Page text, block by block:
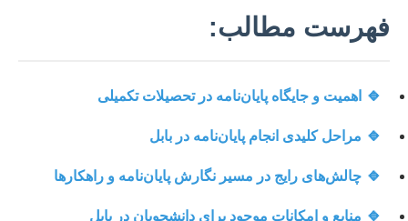
فهرست مطالب:
🔹 اهمیت و جایگاه پایان‌نامه در تحصیلات تکمیلی
🔹 مراحل کلیدی انجام پایان‌نامه در بابل
🔹 چالش‌های رایج در مسیر نگارش پایان‌نامه و راهکارها
🔹 منابع و امکانات موجود برای دانشجویان در بابل